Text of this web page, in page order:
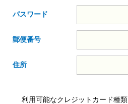
パスワード
郵便番号
住所
利用可能なクレジットカード種類